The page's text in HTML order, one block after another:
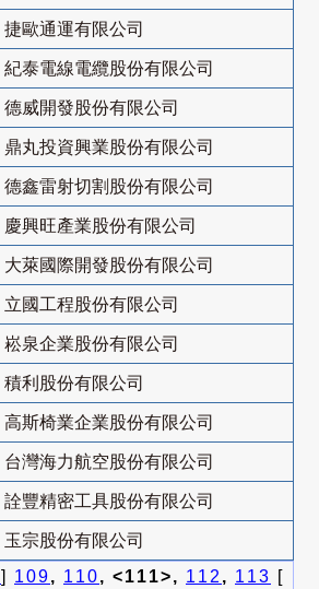
捷歐通運有限公司
紀泰電線電纜股份有限公司
德威開發股份有限公司
鼎丸投資興業股份有限公司
德鑫雷射切割股份有限公司
慶興旺產業股份有限公司
大萊國際開發股份有限公司
立國工程股份有限公司
崧泉企業股份有限公司
積利股份有限公司
高斯椅業企業股份有限公司
台灣海力航空股份有限公司
詮豐精密工具股份有限公司
玉宗股份有限公司
] 109, 110, <111>, 112 , 113 [